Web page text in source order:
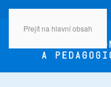
Přejít na hlavní obsah